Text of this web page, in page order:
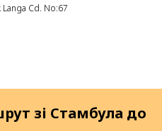
Langa Cd. No:67
зі Стамбула до